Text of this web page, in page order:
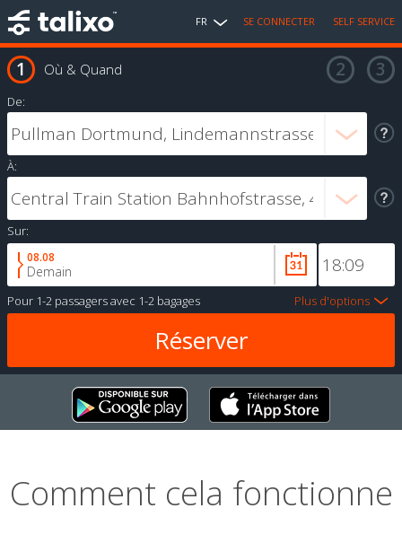
FR SE CONNECTER SELF SERVICE
Où & Quand
De:
À:
Sur:
08.08
Demain
Pour 1-2 passagersavec 1-2 bagages Plus d'options
Comment cela fonctionne